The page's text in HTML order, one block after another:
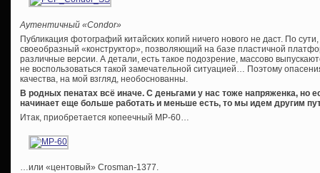
Аутентичный «Condor»
Публикация фотографий китайских копий ничего нового не даст. По
своеобразный «конструктор», позволяющий на базе пластичной
различные версии. А детали, есть такое подозрение, массово
не воспользоваться такой замечательной ситуацией… Поэтому
качества, на мой взгляд, необоснованны.
В родных пенатах всё иначе. С деньгами у нас тоже напряженка, но
начинает еще больше работать и меньше есть, то мы идем другим
Итак, приобретается копеечный МР-60…
…или «центовый» Crosman-1377.